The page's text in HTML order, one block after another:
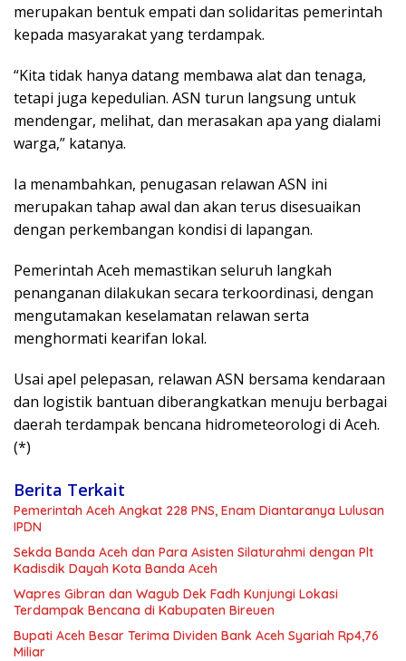
merupakan bentuk empati dan solidaritas pemerintah
kepada masyarakat yang terdampak.
“Kita tidak hanya datang membawa alat dan tenaga,
tetapi juga kepedulian. ASN turun langsung untuk
mendengar, melihat, dan merasakan apa yang dialami
warga,” katanya.
Ia menambahkan, penugasan relawan ASN ini
merupakan tahap awal dan akan terus disesuaikan
dengan perkembangan kondisi di lapangan.
Pemerintah Aceh memastikan seluruh langkah
penanganan dilakukan secara terkoordinasi, dengan
mengutamakan keselamatan relawan serta
menghormati kearifan lokal.
Usai apel pelepasan, relawan ASN bersama kendaraan
dan logistik bantuan diberangkatkan menuju berbagai
daerah terdampak bencana hidrometeorologi di Aceh.
(*)
Berita Terkait
Pemerintah Aceh Angkat 228 PNS, Enam Diantaranya Lulusan
IPDN
Sekda Banda Aceh dan Para Asisten Silaturahmi dengan Plt
Kadisdik Dayah Kota Banda Aceh
Wapres Gibran dan Wagub Dek Fadh Kunjungi Lokasi
Terdampak Bencana di Kabupaten Bireuen
Bupati Aceh Besar Terima Dividen Bank Aceh Syariah Rp4,76
Miliar